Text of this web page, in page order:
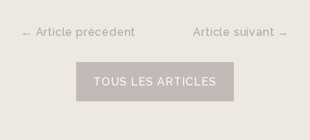
← Article précédent Article suivant →
TOUS LES ARTICLES